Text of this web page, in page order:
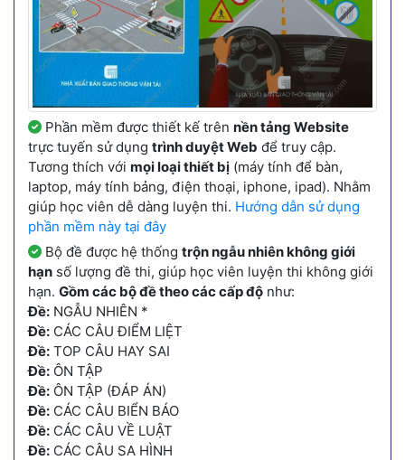
Phần mềm được thiết kế trên nền tảng Website
trực tuyến sử dụng trình duyệt Web để truy cập.
Tương thích với mọi loại thiết bị (máy tính để bàn,
laptop, máy tính bảng, điện thoại, iphone, ipad). Nhằm
giúp học viên dễ dàng luyện thi. Hướng dẫn sử dụng
phần mềm này tại đây
Bộ đề được hệ thống trộn ngẫu nhiên không giới
hạn số lượng đề thi, giúp học viên luyện thi không giới
hạn. Gồm các bộ đề theo các cấp độ như:
Đề: NGẪU NHIÊN *
Đề: CÁC CÂU ĐIỂM LIỆT
Đề: TOP CÂU HAY SAI
Đề: ÔN TẬP
Đề: ÔN TẬP (ĐÁP ÁN)
Đề: CÁC CÂU BIỂN BÁO
Đề: CÁC CÂU VỀ LUẬT
Đề: CÁC CÂU SA HÌNH